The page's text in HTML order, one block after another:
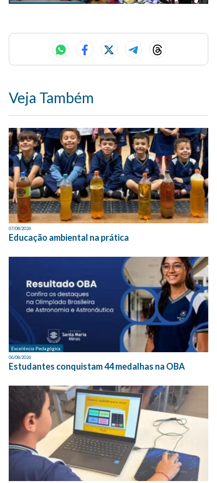
Veja Também
07/08/2026
Educação ambiental na prática
Excelência Pedagógica
06/08/2026
Estudantes conquistam 44 medalhas na OBA